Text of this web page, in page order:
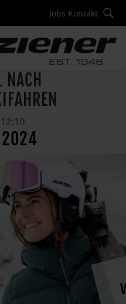
Jobs Kontakt
2024